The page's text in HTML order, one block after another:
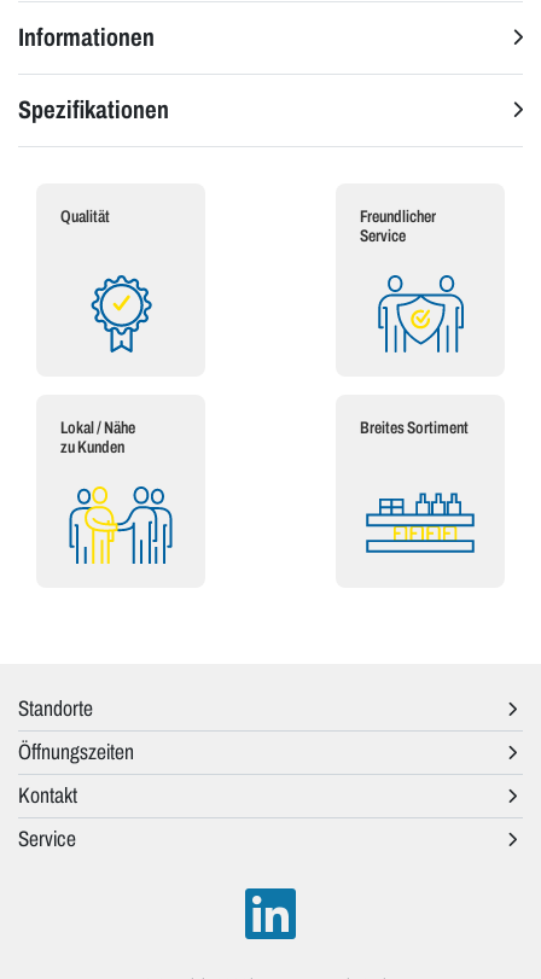
Informationen
Spezifikationen
Qualität
Freundlicher
Service
Lokal / Nähe
zu Kunden
Breites Sortiment
Standorte
Öffnungszeiten
Kontakt
Service